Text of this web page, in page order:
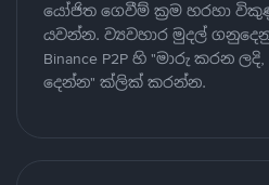
යෝජිත ගෙවීම් ක්‍රම හරහා
යවන්න. ව්‍යවහාර මුදල්
Binance P2P හි "මාරු කරන
දෙන්න" ක්ලික් කරන්න.